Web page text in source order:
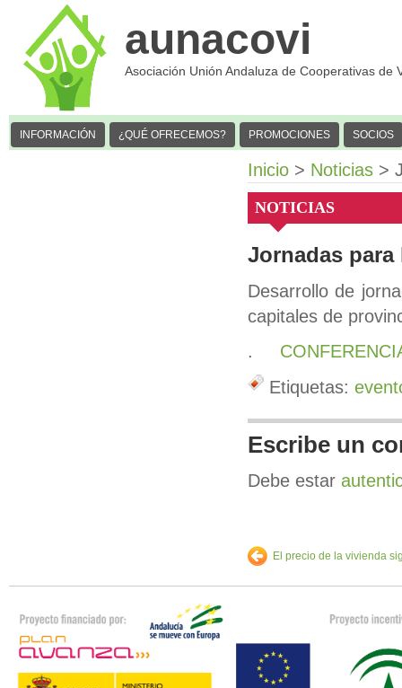
aunacovi
Asociación Unión Andaluza de Cooperativas de
INFORMACIÓN ¿QUÉ OFRECEMOS? PROMOCIONES SOCIOS
Inicio > Noticias >
NOTICIAS
Jornadas
Desarrollo de
capitales de
.
Etiquetas:
Escribe un
Debe estar
El precio de la vivienda